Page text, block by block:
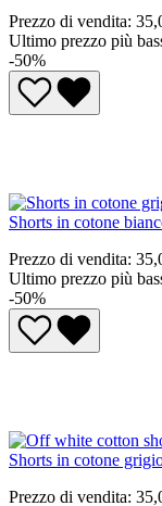
Prezzo di vendita:
Ultimo prezzo più
-50%
Shorts in cotone
Prezzo di vendita:
Ultimo prezzo più
-50%
Shorts in cotone
Prezzo di vendita: